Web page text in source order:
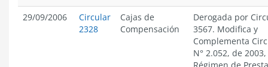
29/09/2006
Circular
2328
Cajas de
Compensación
Derogada por
3567. Modifica y
Complementa
N° 2.052, de